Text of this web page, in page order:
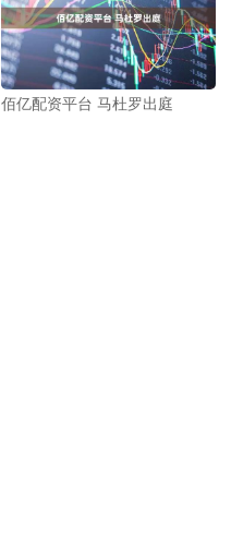
佰亿配资平台 马杜罗出庭